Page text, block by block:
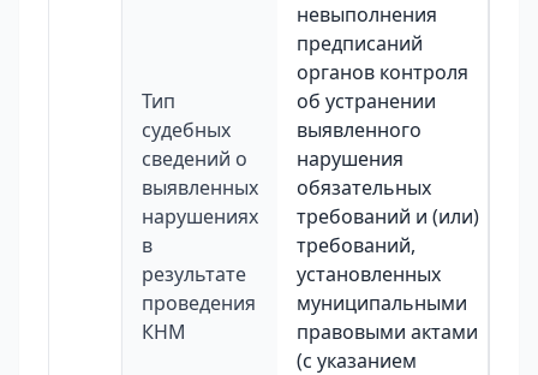
Тип
судебных
сведений о
выявленных
нарушениях
в
результате
проведения
КНМ
невыполнения
предписаний
органов контроля
об устранении
выявленного
нарушения
обязательных
требований и (или)
требований,
установленных
муниципальными
правовыми актами
(с указанием